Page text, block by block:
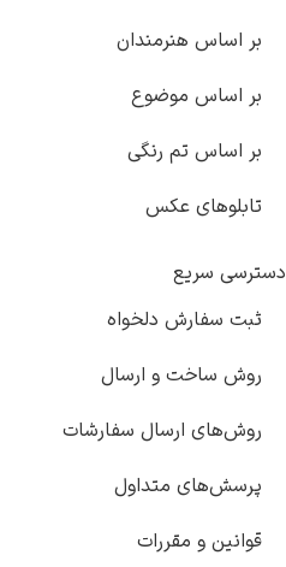
بر اساس هنرمندان
بر اساس موضوع
بر اساس تم رنگی
تابلوهای عکس
دسترسی سریع
ثبت سفارش دلخواه
روش ساخت و ارسال
روش‌های ارسال سفارشات
پرسش‌های متداول
قوانین و مقررات